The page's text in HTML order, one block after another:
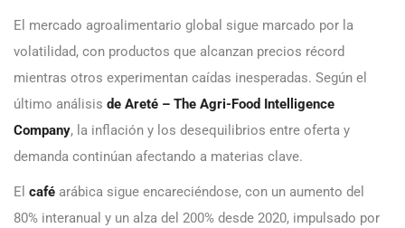
El mercado agroalimentario global sigue marcado por la
volatilidad, con productos que alcanzan precios récord
mientras otros experimentan caídas inesperadas. Según el
último análisis de Areté – The Agri-Food Intelligence
Company, la inflación y los desequilibrios entre oferta y
demanda continúan afectando a materias clave.
El café arábica sigue encareciéndose, con un aumento del
80% interanual y un alza del 200% desde 2020, impulsado por